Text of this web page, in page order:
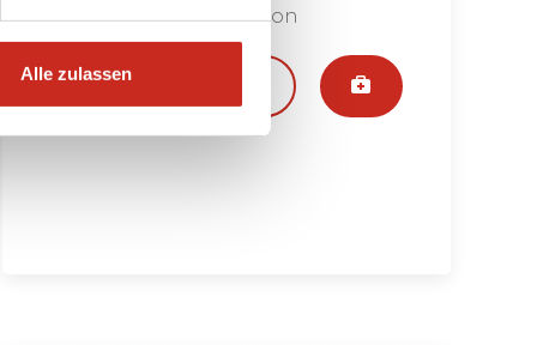
Alle zulassen
ab 2475 € pro Person
Ansehen